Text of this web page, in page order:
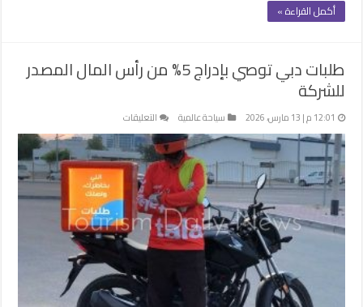
أكمل القراءة »
طلبات دبي توصي بإدراج 5% من رأس المال المصدر
للشركة
12:01 م | 13 مارس، 2026 سياحة عالمية التعليقات
طلبات
دبي
توصي
بإدراج
5%
من
رأس
المال
المصدر
للشركة
مغلقة